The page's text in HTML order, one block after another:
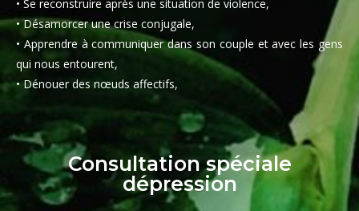
• Se reconstruire après une situation de violence,
• Désamorcer une crise conjugale,
• Apprendre à communiquer dans son couple et avec les gens
qui nous entourent,
• Dénouer des nœuds affectifs,
Consultation spéciale
dépression